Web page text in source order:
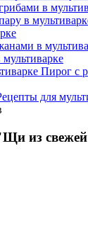
в
Пирог с
для
из